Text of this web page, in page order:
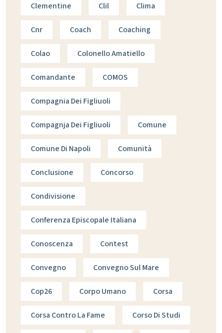
Clementine Clil Clima
Cnr Coach Coaching
Colao Colonello Amatiello
Comandante COMOS
Compagnia Dei Figliuoli
Compagnja Dei Figliuoli Comune
Comune Di Napoli Comunità
Conclusione Concorso
Condivisione
Conferenza Episcopale Italiana
Conoscenza Contest
Convegno Convegno Sul Mare
Cop26 Corpo Umano Corsa
Corsa Contro La Fame Corso Di Studi